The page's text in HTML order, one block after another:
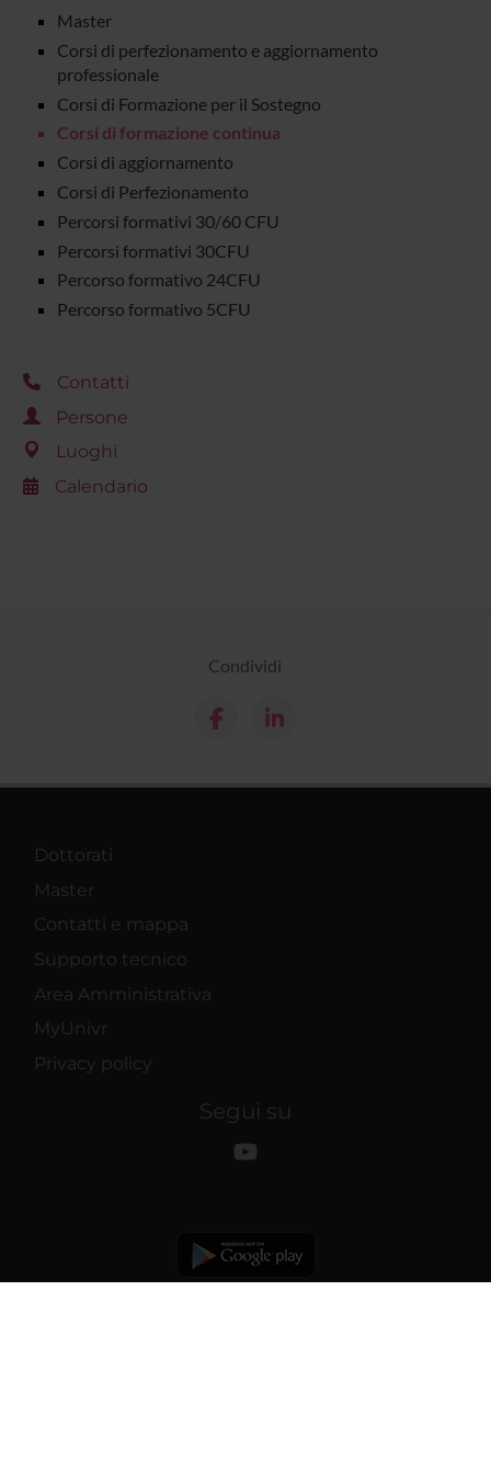
Master
Corsi di perfezionamento e aggiornamento
professionale
Corsi di Formazione per il Sostegno
Corsi di formazione continua
Corsi di aggiornamento
Corsi di Perfezionamento
Percorsi formativi 30/60 CFU
Percorsi formativi 30CFU
Percorso formativo 24CFU
Percorso formativo 5CFU
Contatti
Persone
Luoghi
Calendario
Condividi
Dottorati
Master
Contatti e mappa
Supporto tecnico
Area Amministrativa
MyUnivr
Privacy policy
Segui su